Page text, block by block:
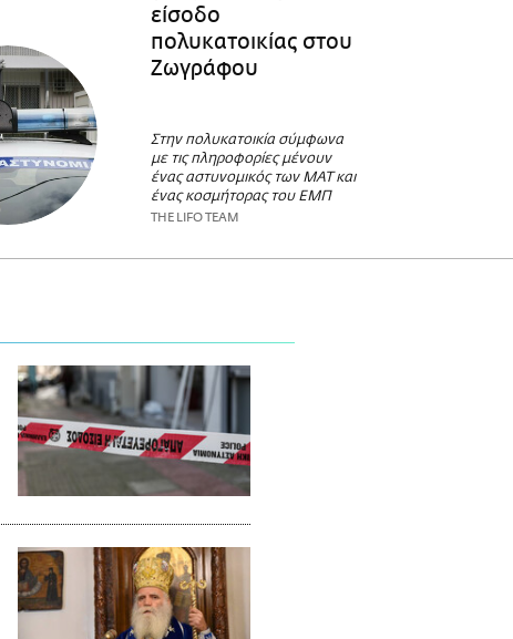
είσοδο
πολυκατοικίας στου
Ζωγράφου
Στην πολυκατοικία σύμφωνα
με τις πληροφορίες μένουν
ένας αστυνομικός των ΜΑΤ και
ένας κοσμήτορας του ΕΜΠ
THE LIFO TEAM